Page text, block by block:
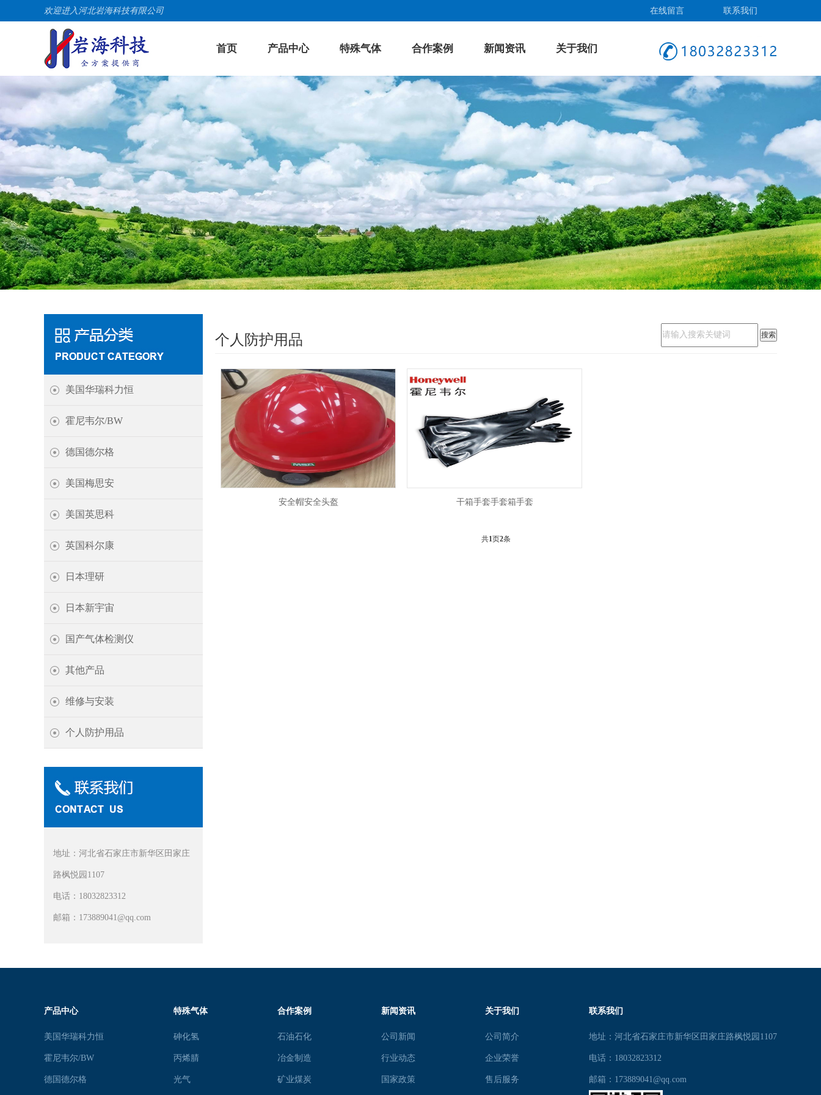
欢迎进入河北岩海科技有限公司 在线留言 联系我们
首页 产品中心 特殊气体 合作案例 新闻资讯 关于我们
美国华瑞科力恒
霍尼韦尔/BW
德国德尔格
美国梅思安
美国英思科
英国科尔康
日本理研
日本新宇宙
国产气体检测仪
其他产品
维修与安装
个人防护用品
地址：河北省石家庄市新华区田家庄
路枫悦园1107
电话：18032823312
邮箱：173889041@qq.com
个人防护用品
安全帽安全头盔 干箱手套手套箱手套
共1页2条
产品中心
美国华瑞科力恒
霍尼韦尔/BW
德国德尔格
特殊气体
砷化氢
丙烯腈
光气
合作案例
石油石化
冶金制造
矿业煤炭
新闻资讯
公司新闻
行业动态
国家政策
关于我们
公司简介
企业荣誉
售后服务
联系我们
地址：河北省石家庄市新华区田家庄路枫悦园1107
电话：18032823312
邮箱：173889041@qq.com